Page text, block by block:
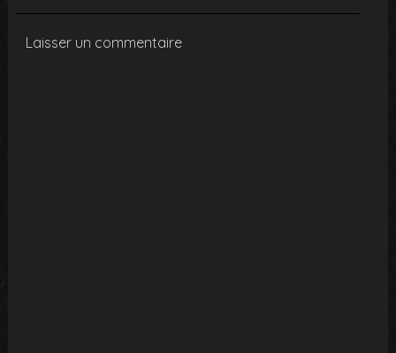
Laisser un commentaire